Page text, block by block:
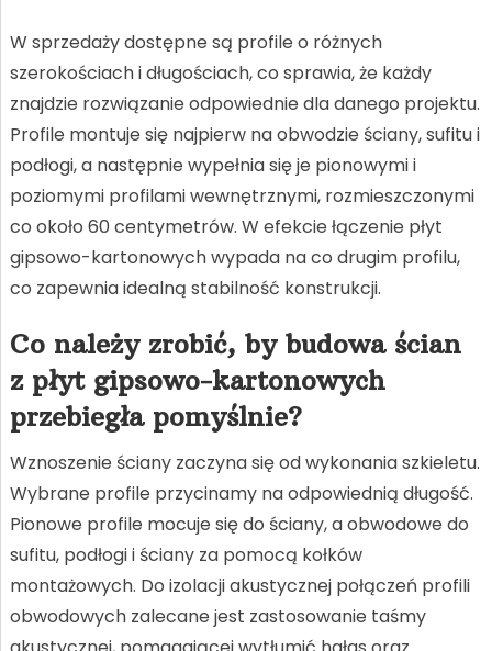
W sprzedaży dostępne są profile o różnych
szerokościach i długościach, co sprawia, że każdy
znajdzie rozwiązanie odpowiednie dla danego projektu.
Profile montuje się najpierw na obwodzie ściany, sufitu i
podłogi, a następnie wypełnia się je pionowymi i
poziomymi profilami wewnętrznymi, rozmieszczonymi
co około 60 centymetrów. W efekcie łączenie płyt
gipsowo-kartonowych wypada na co drugim profilu,
co zapewnia idealną stabilność konstrukcji.
Co należy zrobić, by budowa ścian
z płyt gipsowo-kartonowych
przebiegła pomyślnie?
Wznoszenie ściany zaczyna się od wykonania szkieletu.
Wybrane profile przycinamy na odpowiednią długość.
Pionowe profile mocuje się do ściany, a obwodowe do
sufitu, podłogi i ściany za pomocą kołków
montażowych. Do izolacji akustycznej połączeń profili
obwodowych zalecane jest zastosowanie taśmy